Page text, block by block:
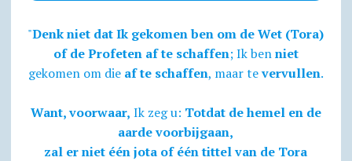
"Denk niet dat Ik gekomen ben om de Wet (Tora)
of de Profeten af te schaffen; Ik benniet
gekomen om die af te schaffen, maar tevervullen.
Want, voorwaar, Ik zeg u: Totdat de hemel en de
aarde voorbijgaan,
zal er niet één jota of één tittel van de Tora